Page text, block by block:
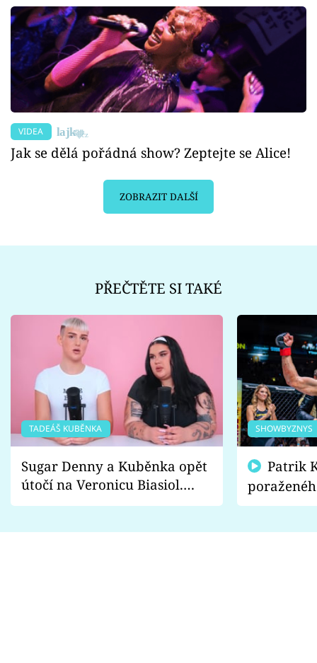
VIDEA
Jak se dělá pořádná show? Zeptejte se Alice!
ZOBRAZIT DALŠÍ
PŘEČTĚTE SI TAKÉ
TADEÁŠ KUBĚNKA
Sugar Denny a Kuběnka opět
útočí na Veronicu Biasiol.
Proč je podle nich falešná a
SHOWBYZNYS
fanoušci